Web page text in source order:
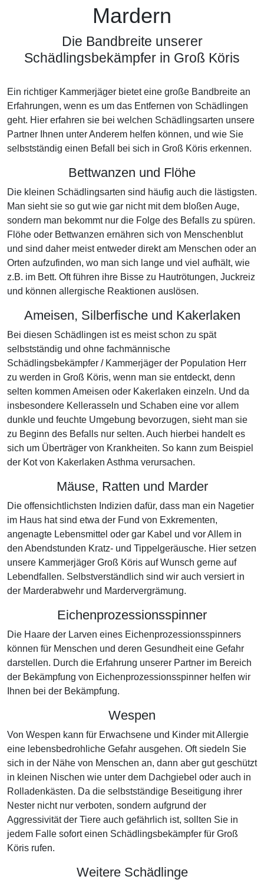
Mardern
Die Bandbreite unserer
Schädlingsbekämpfer in Groß Köris
Ein richtiger Kammerjäger bietet eine große Bandbreite an
Erfahrungen, wenn es um das Entfernen von Schädlingen
geht. Hier erfahren sie bei welchen Schädlingsarten unsere
Partner Ihnen unter Anderem helfen können, und wie Sie
selbstständig einen Befall bei sich in Groß Köris erkennen.
Bettwanzen und Flöhe
Die kleinen Schädlingsarten sind häufig auch die lästigsten.
Man sieht sie so gut wie gar nicht mit dem bloßen Auge,
sondern man bekommt nur die Folge des Befalls zu spüren.
Flöhe oder Bettwanzen ernähren sich von Menschenblut
und sind daher meist entweder direkt am Menschen oder an
Orten aufzufinden, wo man sich lange und viel aufhält, wie
z.B. im Bett. Oft führen ihre Bisse zu Hautrötungen, Juckreiz
und können allergische Reaktionen auslösen.
Ameisen, Silberfische und Kakerlaken
Bei diesen Schädlingen ist es meist schon zu spät
selbstständig und ohne fachmännische
Schädlingsbekämpfer / Kammerjäger der Population Herr
zu werden in Groß Köris, wenn man sie entdeckt, denn
selten kommen Ameisen oder Kakerlaken einzeln. Und da
insbesondere Kellerasseln und Schaben eine vor allem
dunkle und feuchte Umgebung bevorzugen, sieht man sie
zu Beginn des Befalls nur selten. Auch hierbei handelt es
sich um Überträger von Krankheiten. So kann zum Beispiel
der Kot von Kakerlaken Asthma verursachen.
Mäuse, Ratten und Marder
Die offensichtlichsten Indizien dafür, dass man ein Nagetier
im Haus hat sind etwa der Fund von Exkrementen,
angenagte Lebensmittel oder gar Kabel und vor Allem in
den Abendstunden Kratz- und Tippelgeräusche. Hier setzen
unsere Kammerjäger Groß Köris auf Wunsch gerne auf
Lebendfallen. Selbstverständlich sind wir auch versiert in
der Marderabwehr und Mardervergrämung.
Eichenprozessionsspinner
Die Haare der Larven eines Eichenprozessionsspinners
können für Menschen und deren Gesundheit eine Gefahr
darstellen. Durch die Erfahrung unserer Partner im Bereich
der Bekämpfung von Eichenprozessionsspinner helfen wir
Ihnen bei der Bekämpfung.
Wespen
Von Wespen kann für Erwachsene und Kinder mit Allergie
eine lebensbedrohliche Gefahr ausgehen. Oft siedeln Sie
sich in der Nähe von Menschen an, dann aber gut geschützt
in kleinen Nischen wie unter dem Dachgiebel oder auch in
Rolladenkästen. Da die selbstständige Beseitigung ihrer
Nester nicht nur verboten, sondern aufgrund der
Aggressivität der Tiere auch gefährlich ist, sollten Sie in
jedem Falle sofort einen Schädlingsbekämpfer für Groß
Köris rufen.
Weitere Schädlinge